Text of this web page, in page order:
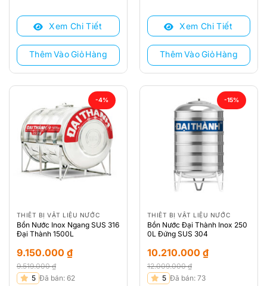
là:
10.069.000 ₫.
tại
8.740.000 ₫.
Xem Chi Tiết
Thêm Vào Giỏ Hàng
là:
9.219.000 ₫.
tại
8.820.000 ₫.
Xem Chi Tiết
Thêm Vào Giỏ Hàng
-4%
THIẾT BỊ VẬT LIỆU NƯỚC
Bồn Nước Inox Ngang SUS 316
Đại Thành 1500L
9.519.000₫
Giá
9.150.000 ₫
Giá 5 Đã bán: 62
-15%
THIẾT BỊ VẬT LIỆU NƯỚC
Bồn Nước Đại Thành Inox 250
0L Đứng SUS 304
12.009.000₫
Giá
10.210.000 ₫
Giá 5 Đã bán: 73